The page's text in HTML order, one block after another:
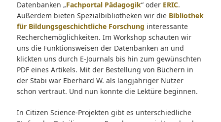
Datenbanken „Fachportal Pädagogik“ oder ERIC.
Außerdem bieten Spezialbibliotheken wir die Bibliothek
für Bildungsgeschichtliche Forschung interessante
Recherchemöglichkeiten. Im Workshop schauten wir
uns die Funktionsweisen der Datenbanken an und
klickten uns durch E-Journals bis hin zum gewünschten
PDF eines Artikels. Mit der Bestellung von Büchern in
der Stabi war Eberhard W. als langjähriger Nutzer
schon vertraut. Und nun konnte die Lektüre beginnen.
In Citizen Science-Projekten gibt es unterschiedliche